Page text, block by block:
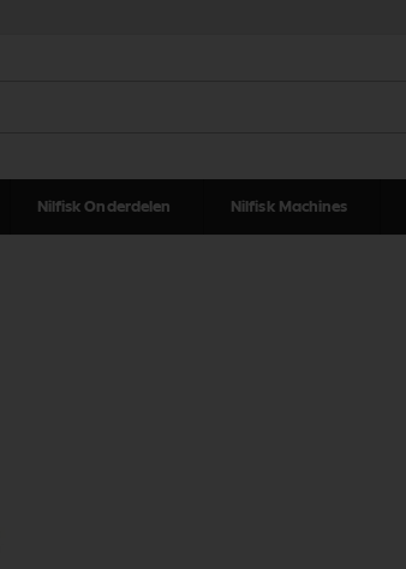
Nilfisk Onderdelen Nilfisk Machines